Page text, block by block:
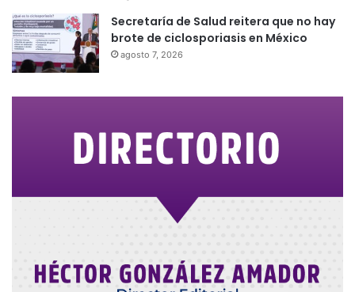
Secretaría de Salud reitera que no hay
brote de ciclosporiasis en México
agosto 7, 2026